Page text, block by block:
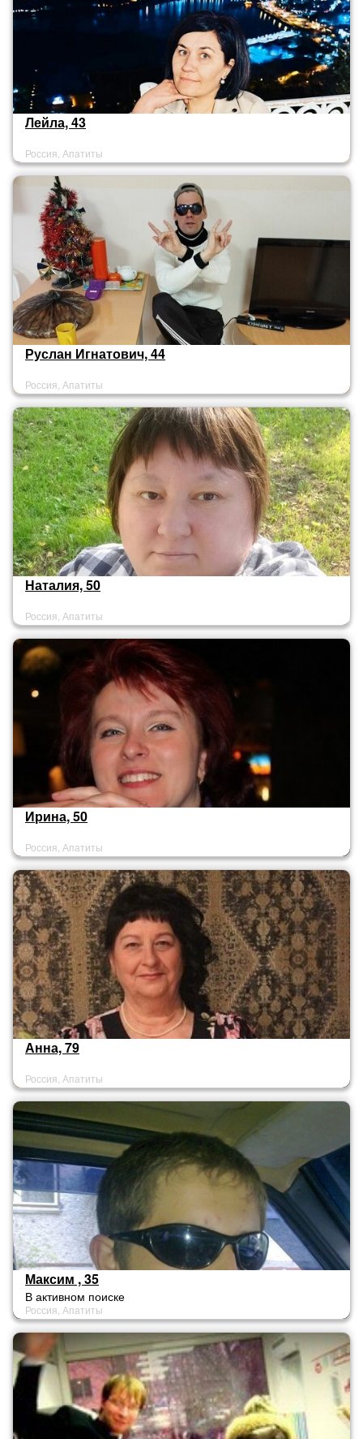
Лейла, 43
Россия, Апатиты
Руслан Игнатович, 44
Россия, Апатиты
Наталия, 50
Россия, Апатиты
Ирина, 50
Россия, Апатиты
Анна, 79
Россия, Апатиты
Максим , 35
В активном поиске
Россия, Апатиты